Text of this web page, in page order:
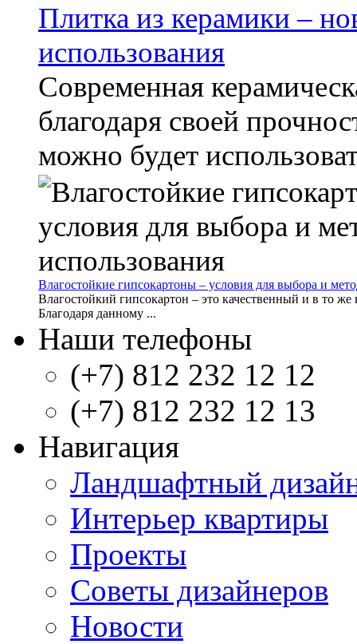
Плитка из керамики –
использования
Современная
благодаря своей
можно будет
Влагостойкие гипсокартоны – условия для выбора и
Влагостойкий гипсокартон – это качественный и в то же
Благодаря данному ...
Наши телефоны
(+7) 812 232 12 12
(+7) 812 232 12 13
Навигация
Ландшафтный
Интерьер квартиры
Проекты
Советы дизайнеров
Новости